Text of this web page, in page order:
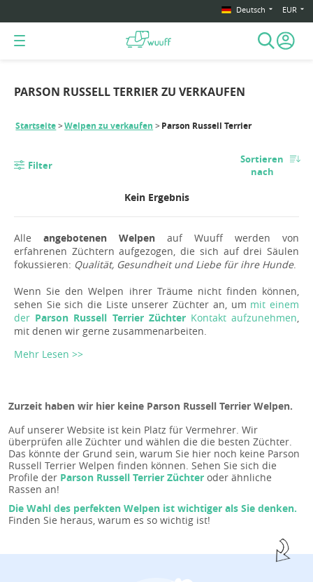
Deutsch EUR
PARSON RUSSELL TERRIER ZU VERKAUFEN
Startseite Welpen zu verkaufen Parson Russell Terrier
Filter
Sortieren
nach
Kein Ergebnis
Alle angebotenen Welpen auf Wuuff werden von
erfahrenen Züchtern aufgezogen, die sich auf drei Säulen
fokussieren: Qualität, Gesundheit und Liebe für ihre Hunde.
Wenn Sie den Welpen ihrer Träume nicht finden können,
sehen Sie sich die Liste unserer Züchter an, um mit einem
der Parson Russell Terrier ZüchterKontakt aufzunehmen,
mit denen wir gerne zusammenarbeiten.
Mehr Lesen >>
Zurzeit haben wir hier keine Parson Russell Terrier Welpen.
Auf unserer Website ist kein Platz für Vermehrer. Wir
überprüfen alle Züchter und wählen die die besten Züchter.
Das könnte der Grund sein, warum Sie hier noch keine Parson
Russell Terrier Welpen finden können. Sehen Sie sich die
Profile der Parson Russell Terrier Züchter oder ähnliche
Rassen an!
Die Wahl des perfekten Welpen ist wichtiger als Sie denken.
Finden Sie heraus, warum es so wichtig ist!